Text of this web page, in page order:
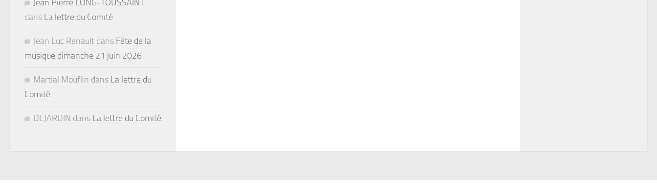
Jean Pierre LONG-TOUSSAINT
dans La lettre du Comité
Jean Luc Renault dans Fête de la
musique dimanche 21 juin 2026
Martial Mouflin dans La lettre du
Comité
DEJARDIN dans La lettre du Comité